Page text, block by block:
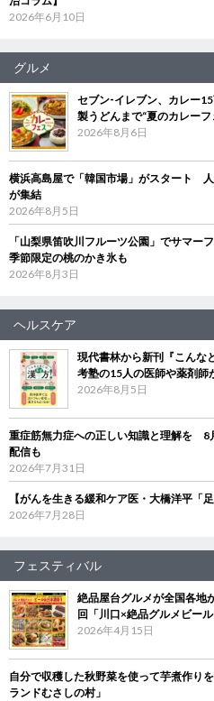
2026年6月10日
グルメ
セブン‐イレブン、カレー
製うどんまで“夏のカレーフ
2026年8月6日
横浜高島屋で「韓国市場」がスタート
が集結
2026年8月5日
「山梨県笛吹川フルーツ公園」でサマー
季節限定の桃のかき氷も
2026年8月3日
ヘルスケア
現代書林から新刊『こん
考塾の15人の医師や薬剤師
2026年8月5日
重症筋無力症への正しい知識と理解を 8
配信も
2026年7月31日
【がんを生きる緩和ケア医・大橋洋平「
2026年7月28日
フェスティバル
絶品屋台グルメが全国各
回「川口×絶品グルメビー
2026年4月15日
自分で収穫した秋野菜を使って芋煮作り
ランドむさしの村」